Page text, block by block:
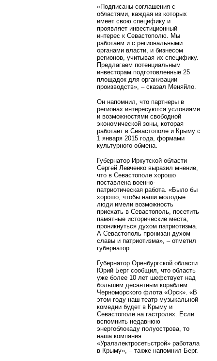
«Подписаны соглашения с
областями, каждая из которых
имеет свою специфику и
проявляет инвестиционный
интерес к Севастополю. Мы
работаем и с региональными
органами власти, и бизнесом
регионов, учитывая их специфику.
Предлагаем потенциальным
инвесторам подготовленные 25
площадок для организации
производств», – сказал Меняйло.
Он напомнил, что партнеры в
регионах интересуются условиями
и возможностями свободной
экономической зоны, которая
работает в Севастополе и Крыму с
1 января 2015 года, формами
культурного обмена.
Губернатор Иркутской области
Сергей Левченко выразил мнение,
что в Севастополе хорошо
поставлена военно-
патриотическая работа. «Было бы
хорошо, чтобы наши молодые
люди имели возможность
приехать в Севастополь, посетить
памятные исторические места,
проникнуться духом патриотизма.
А Севастополь пронизан духом
славы и патриотизма», – отметил
губернатор.
Губернатор Оренбургской области
Юрий Берг сообщил, что область
уже более 10 лет шефствует над
большим десантным кораблем
Черноморского флота «Орск». «В
этом году наш театр музыкальной
комедии будет в Крыму и
Севастополе на гастролях. Если
вспомнить недавнюю
энергоблокаду полуострова, то
наша компания
«Уралэлектросетьстрой» работала
в Крыму», – также напомнил Берг.